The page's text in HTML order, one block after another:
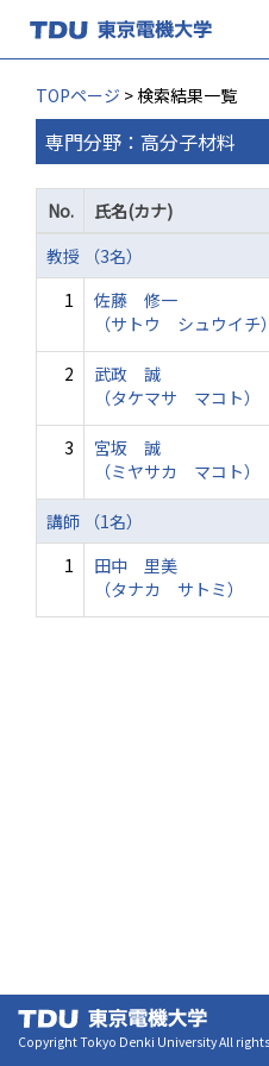
TOPページ > 検索結果一覧
専門分野：高分子材料
No.
氏名(カナ)
教授 （3名）
1
佐藤 修一
（サトウ シュウイチ）
2
武政 誠
（タケマサ マコト）
3
宮坂 誠
（ミヤサカ マコト）
講師 （1名）
1
田中 里美
（タナカ サトミ）
Copyright Tokyo Denki University All